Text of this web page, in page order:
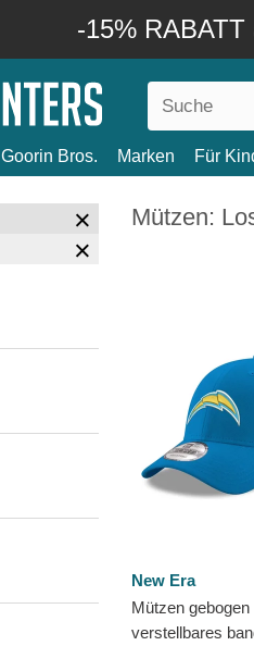
-15%
Goorin Bros. Marken Für
Mützen:
New Era
Mützen gebogen
verstellbares